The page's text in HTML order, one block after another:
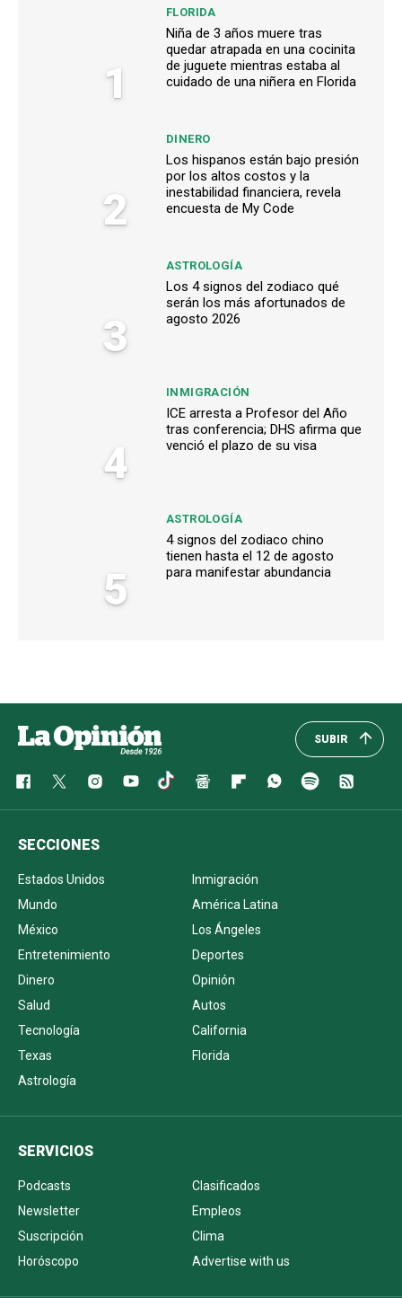
1
FLORIDA
Niña de 3 años muere tras
quedar atrapada en una cocinita
de juguete mientras estaba al
cuidado de una niñera en Florida
2
DINERO
Los hispanos están bajo presión
por los altos costos y la
inestabilidad financiera, revela
encuesta de My Code
3
ASTROLOGÍA
Los 4 signos del zodiaco qué
serán los más afortunados de
agosto 2026
4
INMIGRACIÓN
ICE arresta a Profesor del Año
tras conferencia; DHS afirma que
venció el plazo de su visa
5
ASTROLOGÍA
4 signos del zodiaco chino
tienen hasta el 12 de agosto
para manifestar abundancia
SUBIR
SECCIONES
Estados Unidos
Inmigración
Mundo
América Latina
México
Los Ángeles
Entretenimiento
Deportes
Dinero
Opinión
Salud
Autos
Tecnología
California
Texas
Florida
Astrología
SERVICIOS
Podcasts
Clasificados
Newsletter
Empleos
Suscripción
Clima
Horóscopo
Advertise with us